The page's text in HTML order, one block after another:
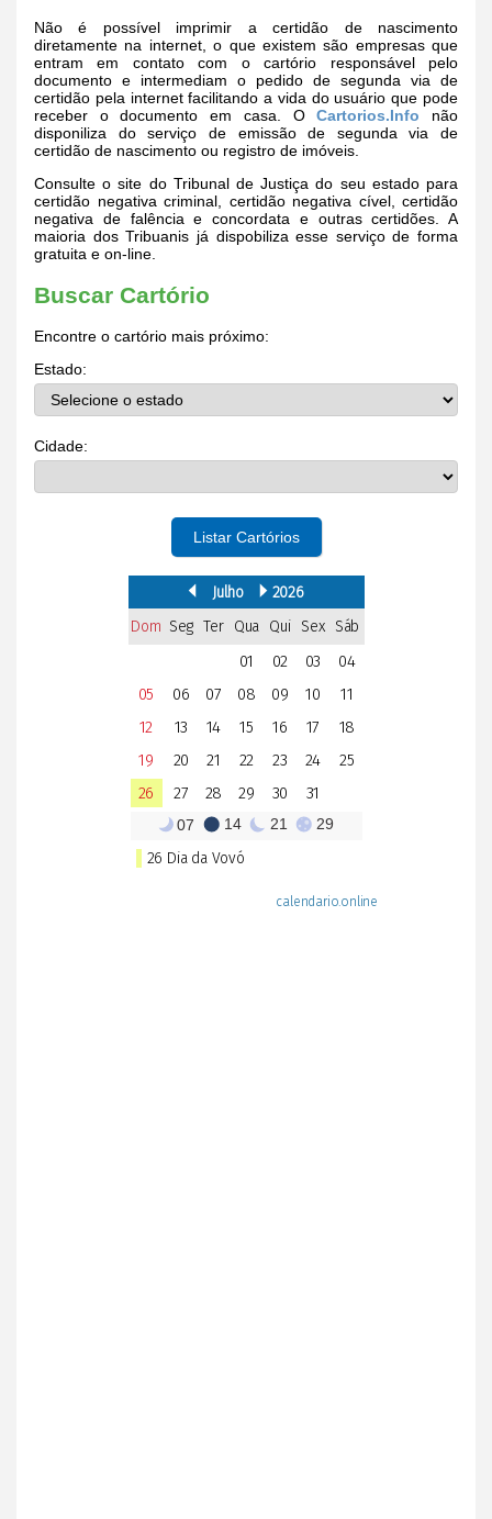
Não é possível imprimir a certidão de nascimento
diretamente na internet, o que existem são empresas que
entram em contato com o cartório responsável pelo
documento e intermediam o pedido de segunda via de
certidão pela internet facilitando a vida do usuário que pode
receber o documento em casa. OCartorios.Info não
disponiliza do serviço de emissão de segunda via de
certidão de nascimento ou registro de imóveis.
Consulte o site do Tribunal de Justiça do seu estado para
certidão negativa criminal, certidão negativa cível, certidão
negativa de falência e concordata e outras certidões. A
maioria dos Tribuanis já dispobiliza esse serviço de forma
gratuita e on-line.
Buscar Cartório
Encontre o cartório mais próximo:
Estado:
Cidade:
Listar Cartórios